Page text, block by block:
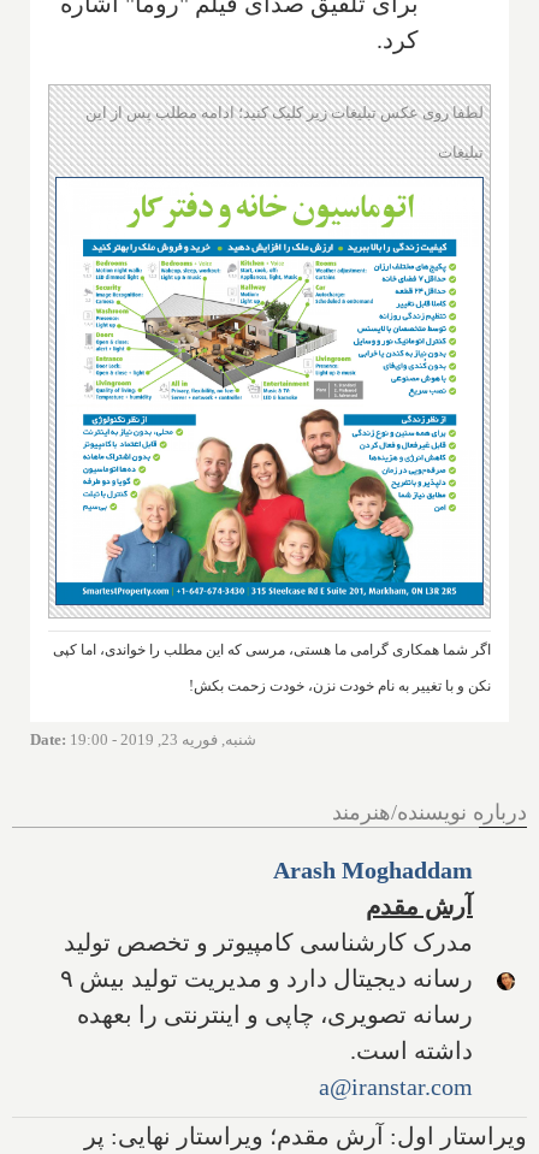
کرد.
لطفا روی عکس تبلیغات زیر کلیک کنید؛ ادامه مطلب پس از این
تبلیغات
اگر شما همکاری گرامی ما هستی، مرسی که این مطلب را خواندی، اما کپی
نکن و با تغییر به نام خودت نزن، خودت زحمت بکش!
Date: شنبه, فوریه 23, 2019 - 19:00
درباره نویسنده/هنرمند
Arash Moghaddam
آرش مقدم
مدرک کارشناسی کامپیوتر و تخصص تولید
رسانه دیجیتال دارد و مدیریت تولید بیش ۹
رسانه تصویری، چاپی و اینترنتی را بعهده
داشته است.
a@iranstar.com
ویراستار اول: آرش مقدم؛ ویراستار نهایی: پر